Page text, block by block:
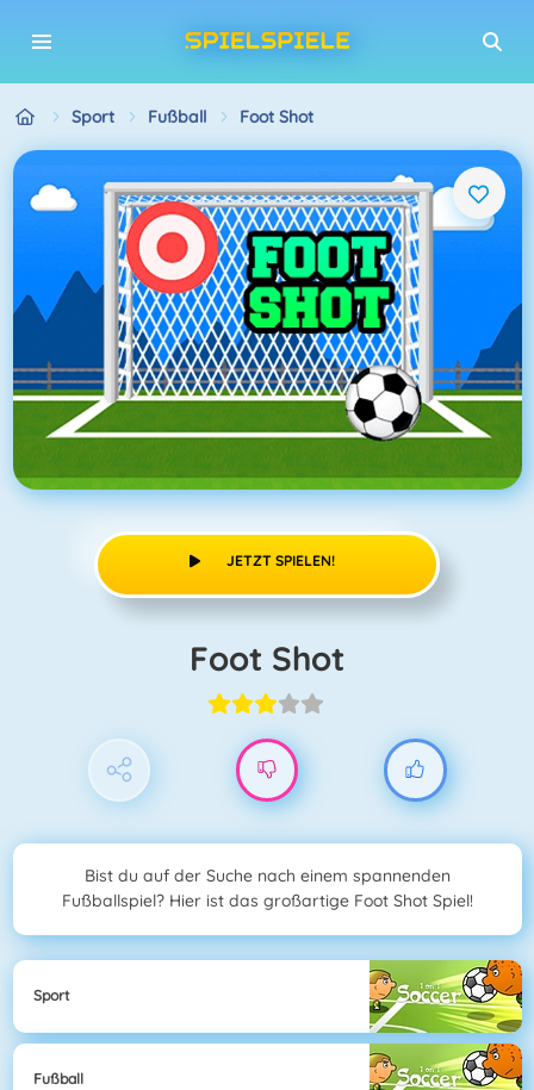
Sport Fußball Foot Shot
JETZT SPIELEN!
Foot Shot
Bist du auf der Suche nach einem spannenden
Fußballspiel? Hier ist das großartige Foot Shot Spiel!
Sport
Fußball